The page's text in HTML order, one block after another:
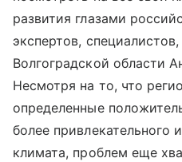
развития глазами
экспертов,
Волгоградской области
Несмотря на то, что
определенные
более привлекательного
климата, проблем еще